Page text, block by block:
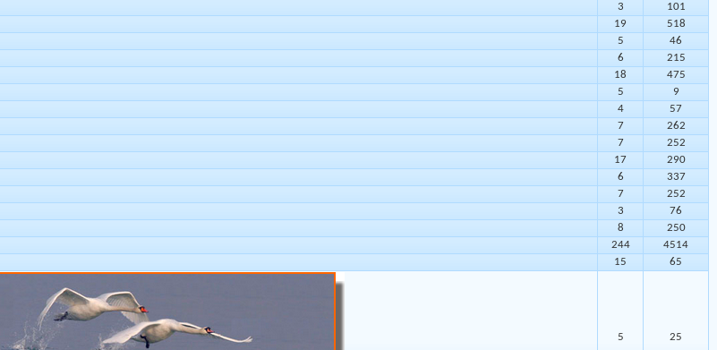
3
101
19
518
5
46
6
215
18
475
5
9
4
57
7
262
7
252
17
290
6
337
7
252
3
76
8
250
244
4514
15 65
5 25